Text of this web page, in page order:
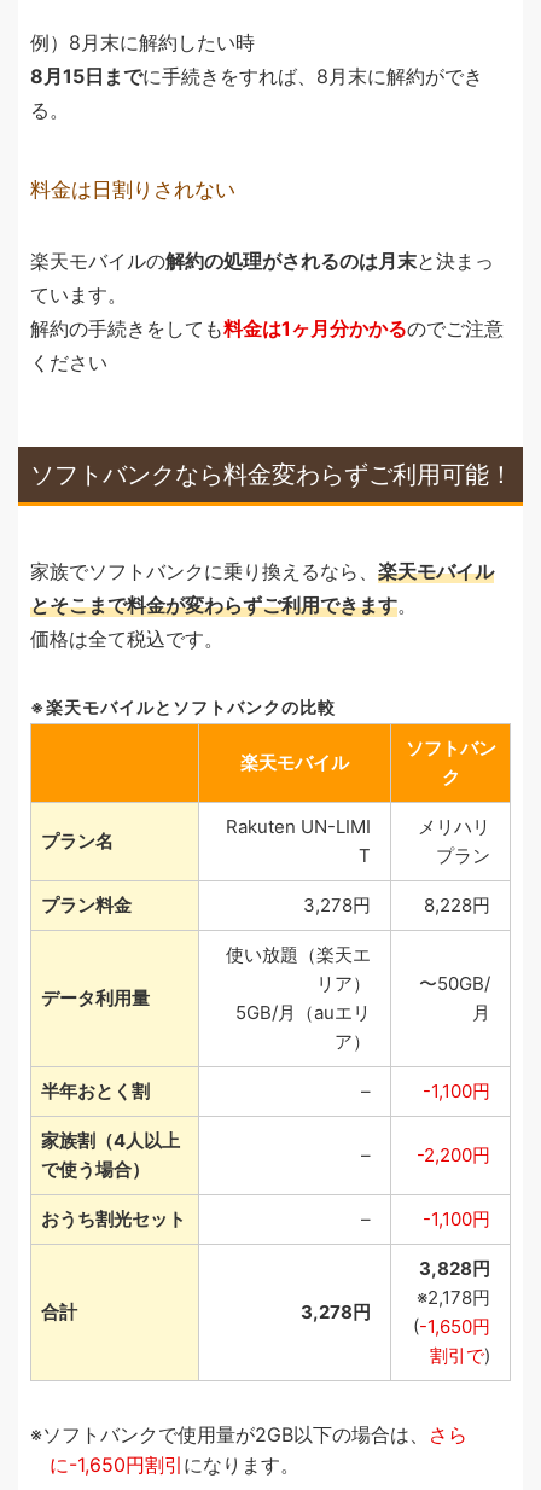
例）8月末に解約したい時
8月15日までに手続きをすれば、8月末に解約ができ
る。
料金は日割りされない
楽天モバイルの解約の処理がされるのは月末と決まっ
ています。
解約の手続きをしても料金は1ヶ月分かかるのでご注意
ください
ソフトバンクなら料金変わらずご利用可能！
家族でソフトバンクに乗り換えるなら、 楽天モバイル
とそこまで料金が変わらずご利用できます。
価格は全て税込です。
楽天モバイルとソフトバンクの比較
楽天モバイル
ソフトバン
ク
プラン名
Rakuten UN-LIMI
T
メリハリ
プラン
プラン料金 3,278円 8,228円
データ利用量
使い放題（楽天エ
リア）
5GB/月（auエリ
ア）
〜50GB/
月
半年おとく割 – -1,100円
家族割（4人以上
で使う場合）
– -2,200円
おうち割光セット – -1,100円
合計 3,278円
3,828円
※2,178円
(-1,650円
割引で)
ソフトバンクで使用量が2GB以下の場合は、 さら
に-1,650円割引 になります。